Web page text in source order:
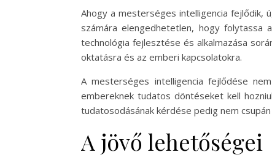
Ahogy a mesterséges intelligencia fejlődik,
számára elengedhetetlen, hogy folytassa
technológia fejlesztése és alkalmazása
oktatásra és az emberi kapcsolatokra.
A mesterséges intelligencia fejlődése
embereknek tudatos döntéseket kell
tudatosodásának kérdése pedig nem
A jövő lehetőségei